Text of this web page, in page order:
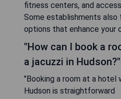
fitness centers, and
Some establishments also
options that enhance your
"How can I book a
a jacuzzi in Hudson?"
"Booking a room at a hotel
Hudson is straightforward